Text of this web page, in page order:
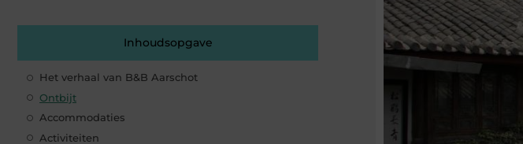
Inhoudsopgave
Het verhaal van B&B Aarschot
Ontbijt
Accommodaties
Activiteiten